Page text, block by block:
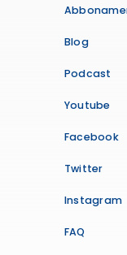
Blog
Podcast
Youtube
Facebook
Twitter
Instagram
FAQ